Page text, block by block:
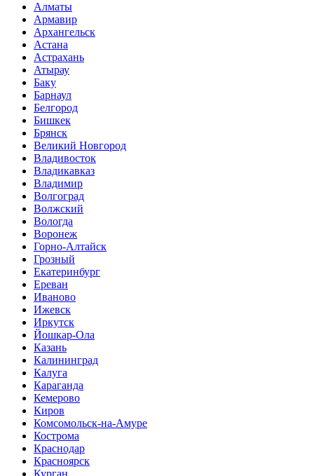
Алматы
Армавир
Архангельск
Астана
Астрахань
Атырау
Баку
Барнаул
Белгород
Бишкек
Брянск
Великий Новгород
Владивосток
Владикавказ
Владимир
Волгоград
Волжский
Вологда
Воронеж
Горно-Алтайск
Грозный
Екатеринбург
Ереван
Иваново
Ижевск
Иркутск
Йошкар-Ола
Казань
Калининград
Калуга
Караганда
Кемерово
Киров
Комсомольск-на-Амуре
Кострома
Краснодар
Красноярск